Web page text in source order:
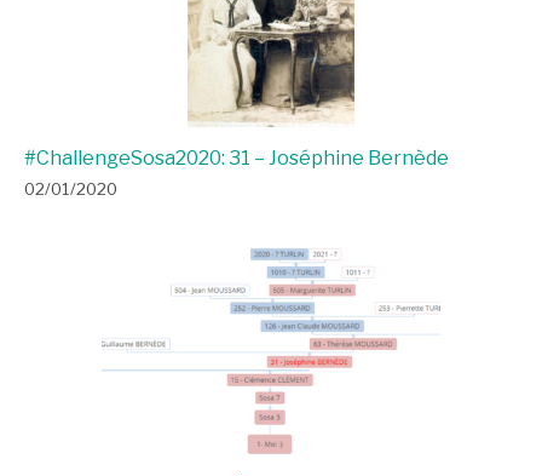
#ChallengeSosa2020: 31 – Joséphine Bernède
02/01/2020